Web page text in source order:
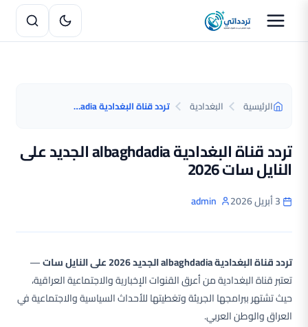
الرئيسية البغدادية تردد قناة البغدادية albaghdadia الجديد على النايل سات 2026
تردد قناة البغدادية albaghdadia الجديد على
النايل سات 2026
admin
تردد قناة البغدادية albaghdadia الجديد 2026 على النايل سات
—
تعتبر قناة البغدادية من أعرق القنوات الإخبارية والاجتماعية العراقية،
حيث تشتهر ببرامجها الجريئة وتغطيتها للأحداث السياسية والاجتماعية في
العراق والوطن العربي.